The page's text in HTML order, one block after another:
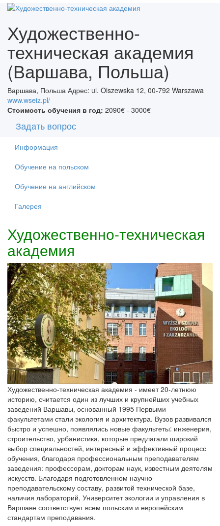
Художественно-
техническая академия
(Варшава, Польша)
Варшава, Польша Адрес: ul. Olszewska 12, 00-792 Warszawa
www.wseiz.pl/
Стоимость обучения в год: 2090€ - 3000€
Задать вопрос
Информация
Обучение на польском
Обучение на английском
Галерея
Художественно-техническая
академия
Художественно-техническая академия - имеет 20-летнюю
историю, считается один из лучших и крупнейших учебных
заведений Варшавы, основанный 1995 Первыми
факультетами стали экология и архитектура. Вузов развивался
быстро и успешно, появлялись новые факультеты: инженерия,
строительство, урбанистика, которые предлагали широкий
выбор специальностей, интересный и эффективный процесс
обучения, благодаря профессиональным преподавателям
заведения: профессорам, докторам наук, известным деятелям
искусств. Благодаря подготовленном научно-
преподавательскому составу, развитой технической базе,
наличия лабораторий, Университет экологии и управления в
Варшаве соответствует всем польским и европейским
стандартам преподавания.